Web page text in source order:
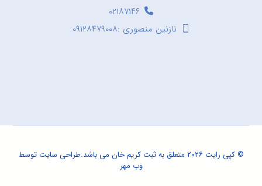
۰۲۱۸۷۱۴۶
نازنین منصوری :۰۹۱۲۸۴۷۹۰۰۸
© کپی رایت ۲۰۲۶ متعلق به ثبت کریم خان می باشد. طراحی سایتتوسط
وب مهر